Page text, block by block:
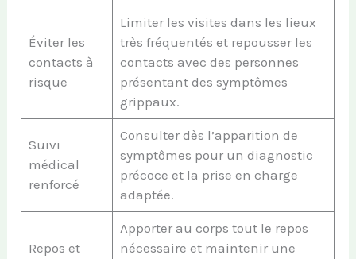
Éviter les
contacts à
risque
Limiter les visites dans les lieux
très fréquentés et repousser les
contacts avec des personnes
présentant des symptômes
grippaux.
Suivi
médical
renforcé
Consulter dès l’apparition de
symptômes pour un diagnostic
précoce et la prise en charge
adaptée.
Repos et
Apporter au corps tout le repos
nécessaire et maintenir une